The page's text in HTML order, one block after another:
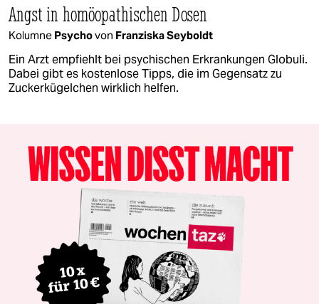
Angst in homöopathischen Dosen
Kolumne Psychovon Franziska Seyboldt
Ein Arzt empfiehlt bei psychischen Erkrankungen Globuli.
Dabei gibt es kostenlose Tipps, die im Gegensatz zu
Zuckerkügelchen wirklich helfen.